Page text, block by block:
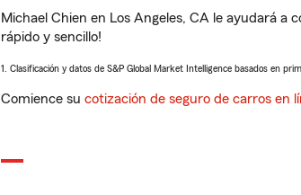
Michael Chien en Los Angeles, CA le ayudará a
rápido y sencillo!
1. Clasificación y datos de S&P Global Market Intelligence basados en
Comience su cotización de seguro de carros en